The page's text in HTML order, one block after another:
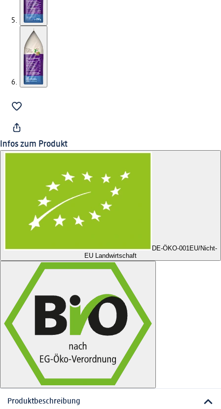
Infos zum Produkt
DE-ÖKO-001 EU/Nicht-
EU Landwirtschaft
Produktbeschreibung